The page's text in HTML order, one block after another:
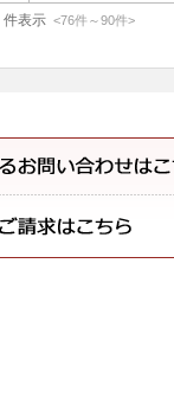
件表示 <76件～90件>